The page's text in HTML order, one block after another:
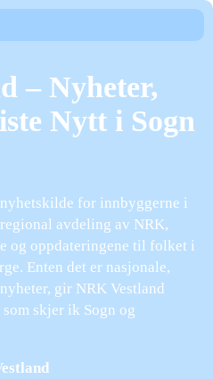
– Nyheter,
Nytt i Sogn
for innbyggerne i
avdeling av NRK,
og oppdateringene til folket i
Enten det er nasjonale,
gir NRK Vestland
skjer ik Sogn og